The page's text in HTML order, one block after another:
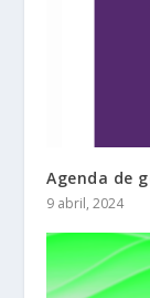
Agenda de
9 abril, 2024